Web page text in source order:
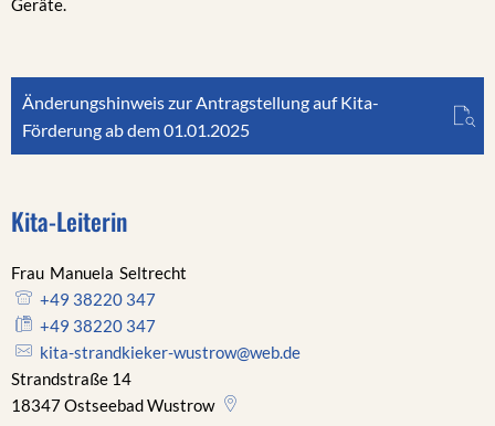
Geräte.
Änderungshinweis zur Antragstellung auf Kita-
Förderung ab dem 01.01.2025
Kita-Leiterin
Frau Manuela Seltrecht
+49 38220 347
+49 38220 347
kita-strandkieker-wustrow@web.de
Strandstraße 14
18347Ostseebad Wustrow